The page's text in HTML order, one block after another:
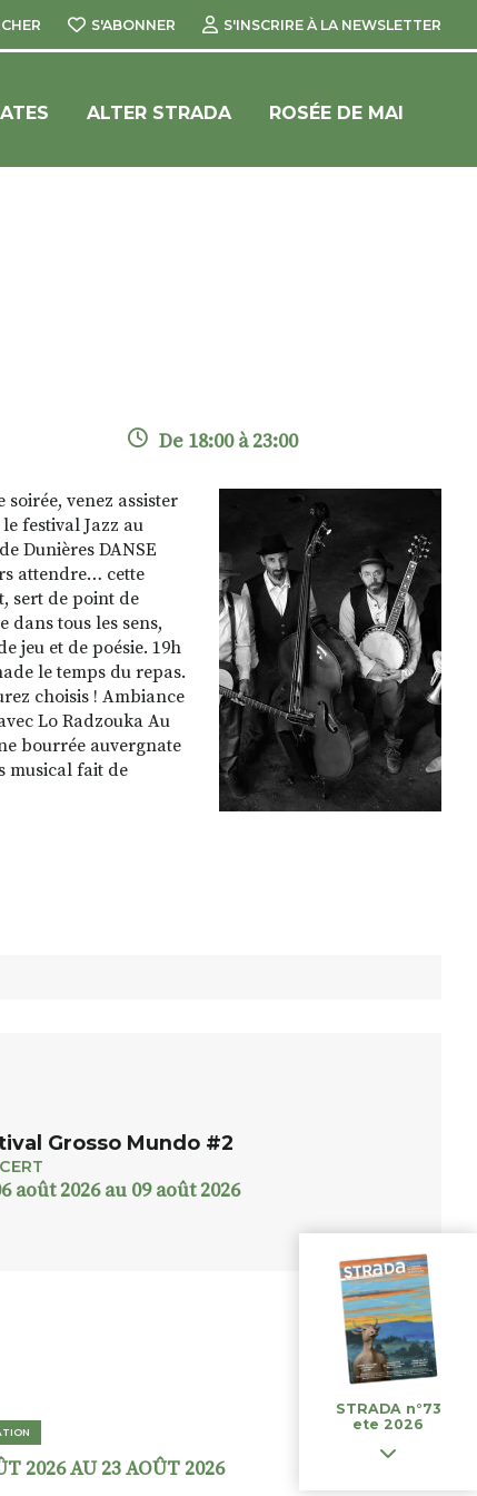
S'ABONNER S'INSCRIRE À LA NEWSLETTER
ALTER STRADA ROSÉE DE MAI
De 18:00 à 23:00
soirée, venez assister
festival Jazz au
Dunières DANSE
attendre… cette
sert de point de
dans tous les sens,
jeu et de poésie. 19h
le temps du repas.
choisis ! Ambiance
Lo Radzouka Au
bourrée auvergnate
musical fait de
Grosso Mundo #2
août 2026 au 09 août 2026
2026 AU 23 AOÛT 2026
STRADA n°73
ete 2026